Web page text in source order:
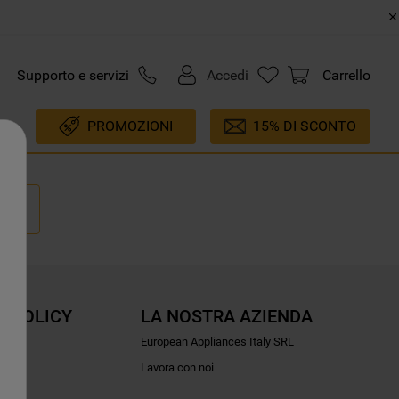
Supporto e servizi Accedi Carrello
PROMOZIONI 15% DI SCONTO
POLICY LA NOSTRA AZIENDA
European Appliances Italy SRL
Lavora con noi